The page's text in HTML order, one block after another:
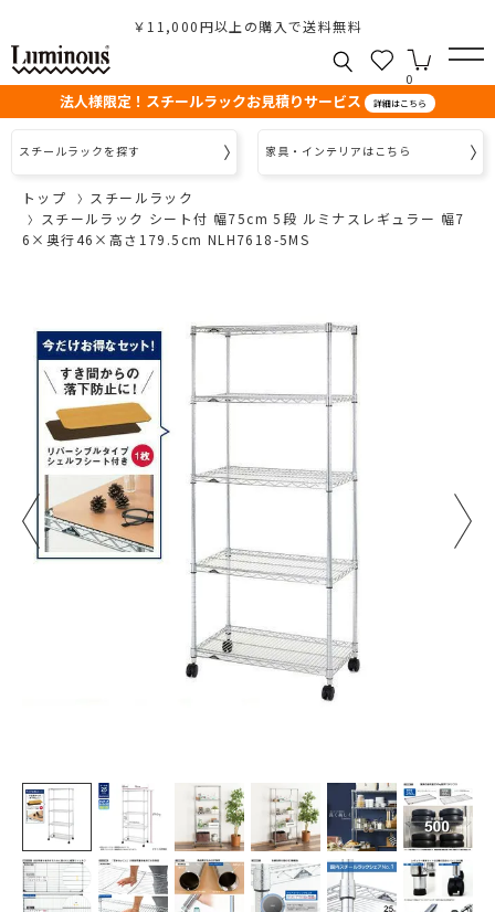
￥11,000円以上の購入で送料無料
0
法人様限定！スチールラックお見積りサービス 詳細はこちら
スチールラックを探す 家具・インテリアはこちら
トップ
スチールラック
スチールラック シート付 幅75cm 5段 ルミナスレギュラー 幅7
6×奥行46×高さ179.5cm NLH7618-5MS